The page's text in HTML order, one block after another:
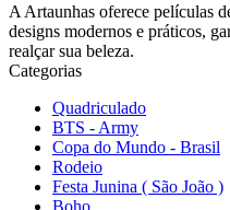
A Artaunhas oferece películas
designs modernos e práticos,
realçar sua beleza.
Categorias
Quadriculado
BTS - Army
Copa do Mundo - Brasil
Rodeio
Festa Junina ( São João )
Boho